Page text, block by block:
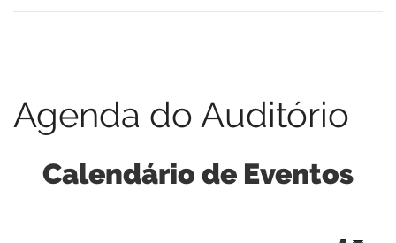
Agenda do Auditório
Calendário de Eventos